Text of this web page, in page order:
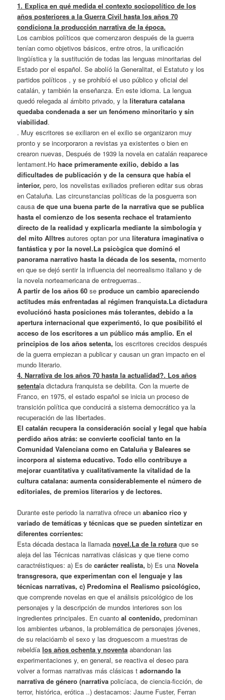
1. Explica en qué medida el contexto sociopolítico de los
años posteriores a la Guerra Civil hasta los años 70
condiciona la producción narrativa de la época.
Los cambios políticos que comenzaron después de la guerra
tenían como objetivos básicos, entre otros, la unificación
lingüística y la sustitución de todas las lenguas minoritarias del
Estado por el español. Se abolíó la Generalitat, el Estatuto y los
partidos políticos , y se prohibíó el uso público y oficial del
catalán, y también la enseñanza. En este idioma. La lengua
quedó relegada al ámbito privado, y laliteratura catalana
quedaba condenada a ser un fenómeno minoritario y sin
viabilidad.
. Muy escritores se exiliaron en el exilio se organizaron muy
pronto y se incorporaron a revistas ya existentes o bien en
crearon nuevas, Después de 1939 la novela en catalán reaparece
lentament.Hohace primeramente exilio, debido a las
dificultades de publicación y de la censura que había el
interior, pero, los novelistas exiliados prefieren editar sus obras
en Cataluña. Las circunstancias políticas de la posguerra son
causade que una buena parte de la narrativa que se publica
hasta el comienzo de los sesenta rechace el tratamiento
directo de la realidad y explicarla mediante lasimbología y
del mito Alltres autores optan por una literatura imaginativa o
fantástica y por la novel.La psicògica que dominó el
panorama narrativo hasta la década de los sesenta, momento
en que se dejó sentir la influencia del neorrealismo italiano y de
la novela norteamericana de entreguerras..
A partir de los años 60 seproduce un cambio apareciendo
actitudes más enfrentadas al régimen franquista.La dictadura
evoluciónó hasta posiciones más tolerantes, debido a la
apertura internacional que experimentó, lo que posibilitó el
acceso de los escritores a un público más amplio. En el
principios de los años setenta, los escritores crecidos después
de la guerra empiezan a publicar y causan un gran impacto en el
mundo literario.
4. Narrativa de los años 70 hasta la actualidad?. Los años
setentala dictadura franquista se debilita. Con la muerte de
Franco, en 1975, el estado español se inicia un proceso de
transición política que conducirá a sistema democrático ya la
recuperación de las libertades.
El catalán recupera la consideración social y legal que había
perdido años atrás: se convierte cooficial tanto en la
Comunidad Valenciana como en Cataluña y Baleares se
incorpora al sistema educativo. Todo ello contribuye a
mejorar cuantitativa y cualitativamente la vitalidad de la
cultura catalana: aumenta considerablemente el número de
editoriales, de premios literarios y de lectores.
Durante este periodo la narrativa ofrece unabanico rico y
variado de temáticas y técnicas que se pueden sintetizar en
diferentes corrientes:
Esta década destaca la llamadanovel.La de la rotura que se
aleja del las Técnicas narrativas clásicas y que tiene como
caractréistiques: a) Es decarácter realista, b) Es unaNovela
transgresora, que experimentan con el lenguaje y las
técnicas narrativas, c) Predomina el Realismo psicológico,
que comprende novelas en que el análisis psicológico de los
personajes y la descripción de mundos interiores son los
ingredientes principales. En cuantoal contenido, predominan
los ambientes urbanos, la problemática de personajes jóvenes,
de su relacióamb el sexo y las droguescom a muestras de
rebeldía los años ochenta y noventa abandonan las
experimentaciones y, en general, se reactiva el deseo para
volver a formas narrativas más clásicas tadornando la
narrativa de género (narrativa policíaca, de ciencia-ficción, de
terror, histórica, erótica ..) destacamos: Jaume Fuster, Ferran